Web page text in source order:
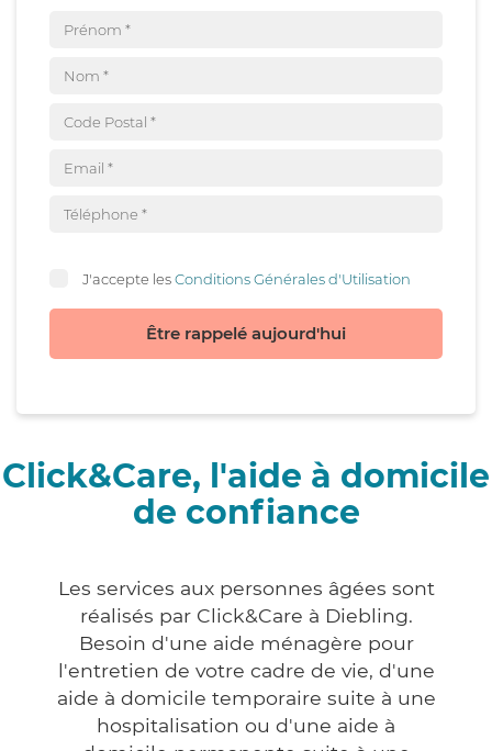
J'accepte lesConditions Générales d'Utilisation
Être rappelé aujourd'hui
Click&Care, l'aide à domicile
de confiance
Les services aux personnes âgées sont
réalisés par Click&Care à Diebling.
Besoin d'une aide ménagère pour
l'entretien de votre cadre de vie, d'une
aide à domicile temporaire suite à une
hospitalisation ou d'une aide à